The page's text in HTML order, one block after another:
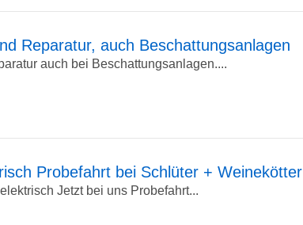
Reparatur, auch Beschattungsanlagen
auch bei Beschattungsanlagen....
Probefahrt bei Schlüter + Weinekötter
Jetzt bei uns Probefahrt...